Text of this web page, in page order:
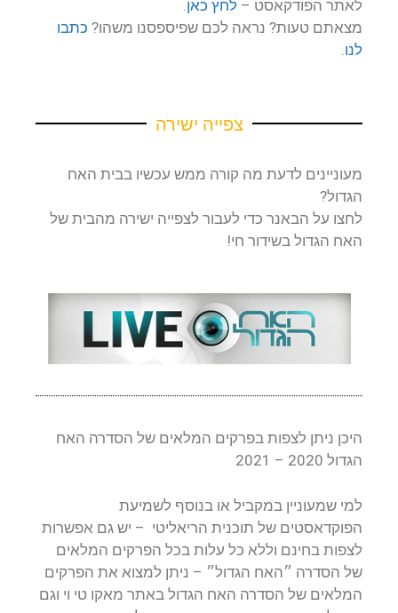
לאתר הפודקאסט – לחץ כאן
מצאתם טעות? נראה לכם שפיספסנו משהו? כתבו
לנו
צפייה ישירה
מעוניינים לדעת מה קורה ממש עכשיו בבית האח
הגדול?
לחצו על הבאנר כדי לעבור לצפייה ישירה מהבית של
האח הגדול בשידור חי!
היכן ניתן לצפות בפרקים המלאים של הסדרה האח
הגדול 2020 – 2021
למי שמעוניין במקביל או בנוסף לשמיעת
הפוקדאסטים של תוכנית הריאליטי – יש גם אפשרות
לצפות בחינם וללא כל עלות בכל הפרקים המלאים
של הסדרה ״האח הגדול״ – ניתן למצוא את הפרקים
המלאים של הסדרה האח הגדול באתר מאקו טי וי וגם